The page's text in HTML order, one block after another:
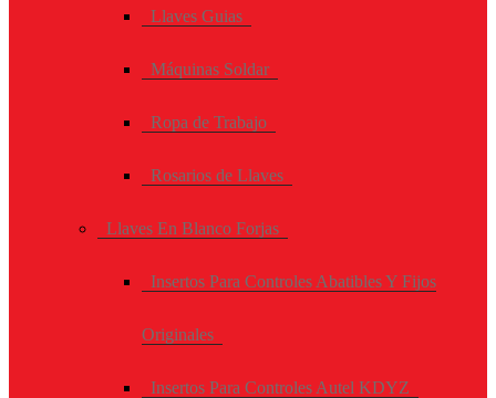
Llaves Guias
Máquinas Soldar
Ropa de Trabajo
Rosarios de Llaves
Llaves En Blanco Forjas
Insertos Para Controles Abatibles Y Fijos
Originales
Insertos Para Controles Autel KDYZ